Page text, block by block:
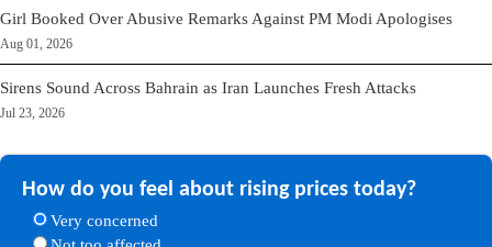
Girl Booked Over Abusive Remarks Against PM Modi Apologises
Aug 01, 2026
Sirens Sound Across Bahrain as Iran Launches Fresh Attacks
Jul 23, 2026
How do you feel about rising prices today?
Very concerned